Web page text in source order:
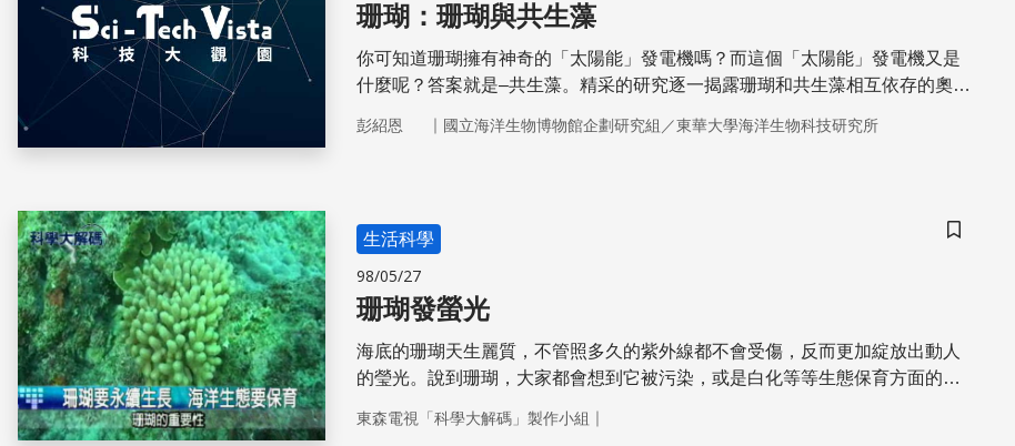
珊瑚：珊瑚與共生藻
你可知道珊瑚擁有神奇的「太陽能」發電機嗎？而這個「太陽能」發電機又是
什麼呢？答案就是–共生藻。精采的研究逐一揭露珊瑚和共生藻相互依存的奧
彭紹恩 ｜ 國立海洋生物博物館企劃研究組／東華大學海洋生物科技研究所
儲存書籤
生活科學
98/05/27
珊瑚發螢光
海底的珊瑚天生麗質，不管照多久的紫外線都不會受傷，反而更加綻放出動人
的瑩光。說到珊瑚，大家都會想到它被污染，或是白化等等生態保育方面的危
情，帶您欣賞一下海底美麗的珊瑚，它除了原本的色彩外，還會釋放出美麗燦
東森電視「科學大解碼」製作小組 ｜